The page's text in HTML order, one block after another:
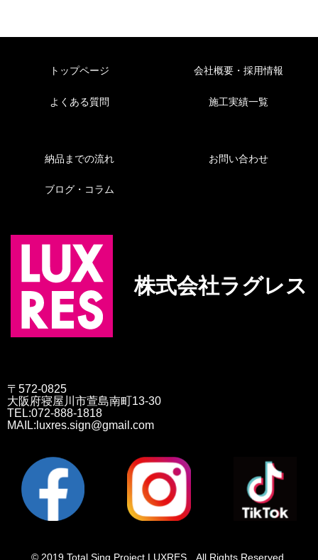
トップページ
よくある質問
会社概要・採用情報
施工実績一覧
納品までの流れ
ブログ・コラム
お問い合わせ
株式会社ラグレス
〒572-0825
大阪府寝屋川市萱島南町13-30
TEL:072-888-1818
MAIL:luxres.sign@gmail.com
© 2019 Total Sing Project LUXRES All Rights Reserved.